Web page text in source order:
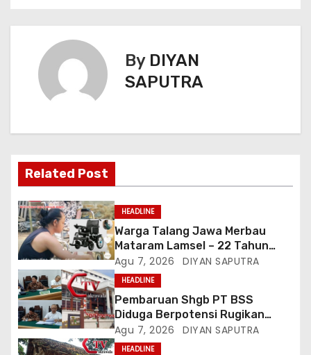
By DIYAN
SAPUTRA
Related Post
HEADLINE
Warga Talang Jawa Merbau
Mataram Lamsel – 22 Tahun
Lumpuh Vina Agustina Viral Di
Tiktok Inginkan Kursi Roda
Listrik, Kepala Perwakilan
Provinsi Lampung Media
Cakrawala Tv Meminta Pemda
Lamsel Bertindak
Agu 7, 2026 DIYAN SAPUTRA
HEADLINE
Pembaruan Shgb PT BSS
Diduga Berpotensi Rugikan
Negara, Kementrian ATR/BPN Di
Gugat Di PTUN Jakarta
Agu 7, 2026 DIYAN SAPUTRA
HEADLINE